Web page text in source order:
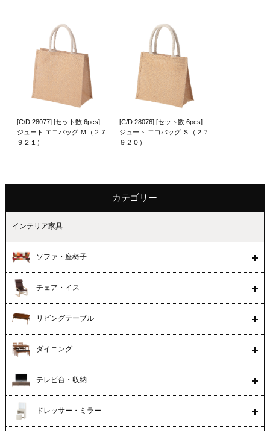
[C/D:28077] [セット数:6pcs]
ジュート エコバッグ Ｍ（２７
９２１）
[C/D:28076] [セット数:6pcs]
ジュート エコバッグ Ｓ（２７
９２０）
カテゴリー
インテリア家具
ソファ・座椅子
チェア・イス
リビングテーブル
ダイニング
テレビ台・収納
ドレッサー・ミラー